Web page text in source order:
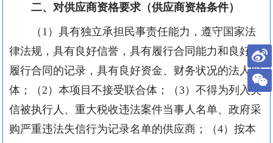
二、对供应商资格要求（供应商资格条件）
（ 1 ）具有独立承担民事责任能力，遵守国家法
律法规，具有良好信誉，具有履行合同能力和良好的
履行合同的记录，具有良好资金、财务状况的法人实
体；（ 2 ）本项目不接受联合体；（3）不得为列入失
信被执行人、重大税收违法案件当事人名单、政府采
购严重违法失信行为记录名单的供应商；（4）按本